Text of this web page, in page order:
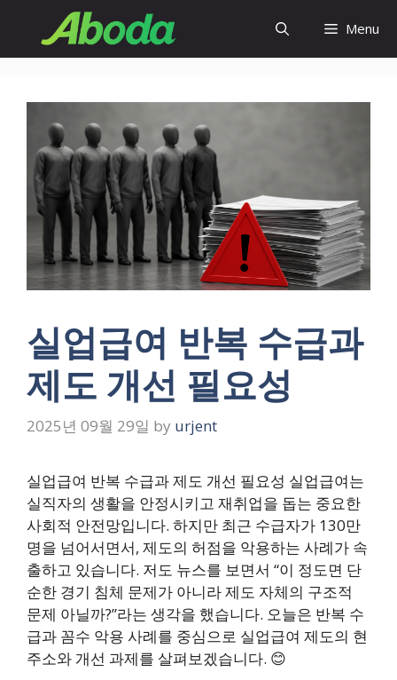
content
Menu
실업급여 반복 수급과
제도 개선 필요성
2025년 09월 29일 by urjent
실업급여 반복 수급과 제도 개선 필요성 실업급여는
실직자의 생활을 안정시키고 재취업을 돕는 중요한
사회적 안전망입니다. 하지만 최근 수급자가 130만
명을 넘어서면서, 제도의 허점을 악용하는 사례가 속
출하고 있습니다. 저도 뉴스를 보면서 “이 정도면 단
순한 경기 침체 문제가 아니라 제도 자체의 구조적
문제 아닐까?”라는 생각을 했습니다. 오늘은 반복 수
급과 꼼수 악용 사례를 중심으로 실업급여 제도의 현
주소와 개선 과제를 살펴보겠습니다. 😊